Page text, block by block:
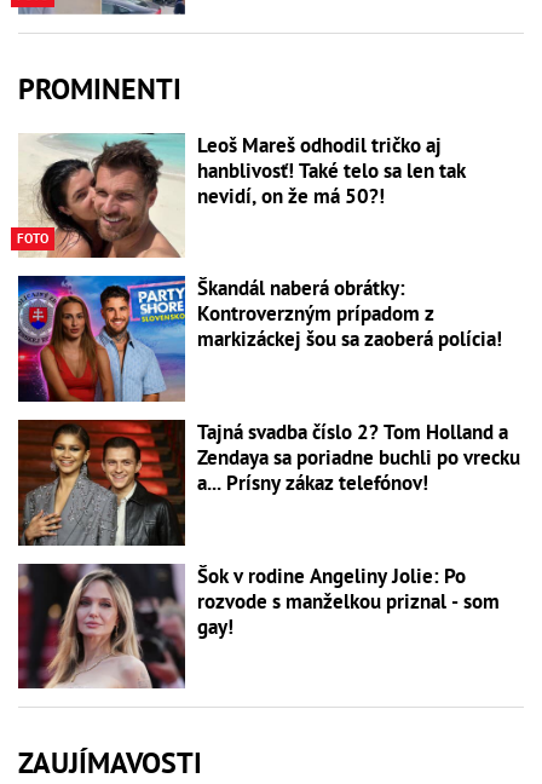
PROMINENTI
FOTO
Leoš Mareš odhodil tričko aj
hanblivosť! Také telo sa len tak
nevidí, on že má 50?!
Škandál naberá obrátky:
Kontroverzným prípadom z
markizáckej šou sa zaoberá polícia!
Tajná svadba číslo 2? Tom Holland a
Zendaya sa poriadne buchli po vrecku
a... Prísny zákaz telefónov!
Šok v rodine Angeliny Jolie: Po
rozvode s manželkou priznal - som
gay!
ZAUJÍMAVOSTI